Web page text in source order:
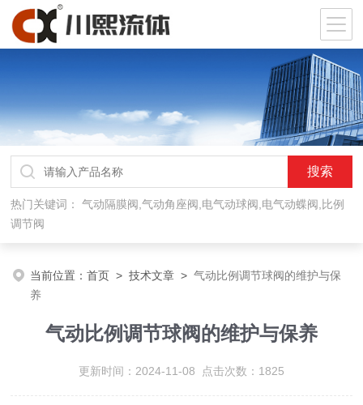
热门关键词：气动隔膜阀,气动角座阀,电气动球阀,电气动蝶阀,比例
调节阀
当前位置：首页 >技术文章 >气动比例调节球阀的维护与保
养
气动比例调节球阀的维护与保养
更新时间：2024-11-08 点击次数：1825